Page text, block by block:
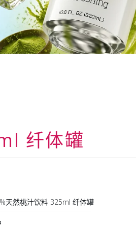
纤体罐
天然桃汁饮料 325ml 纤体罐